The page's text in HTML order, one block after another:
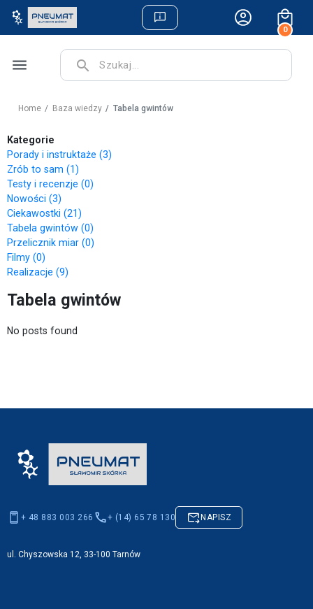
0
menu search
Home Baza wiedzy Tabela gwintów
Kategorie
Porady i instruktaże (3)
Zrób to sam (1)
Testy i recenzje (0)
Nowości (3)
Ciekawostki (21)
Tabela gwintów (0)
Przelicznik miar (0)
Filmy (0)
Realizacje (9)
Tabela gwintów
No posts found
+ 48 883 003 266 + (14) 65 78 130 NAPISZ
ul. Chyszowska 12, 33-100 Tarnów